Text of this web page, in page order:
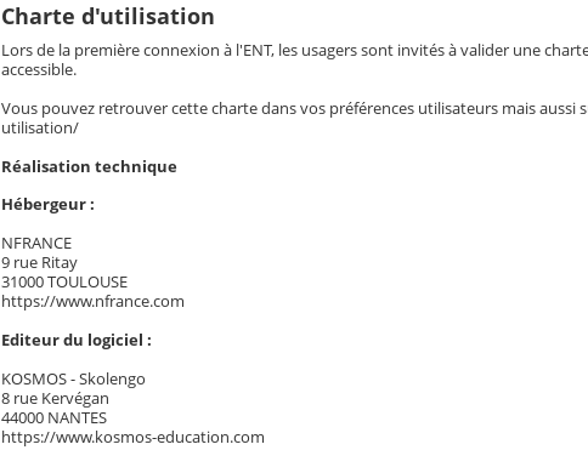
Charte d'utilisation
Lors de la première connexion à l'ENT, les usagers sont invités à valider une
accessible.
Vous pouvez retrouver cette charte dans vos préférences utilisateurs mais
utilisation/
Réalisation technique
Hébergeur :
NFRANCE
9 rue Ritay
31000 TOULOUSE
https://www.nfrance.com
Editeur du logiciel :
KOSMOS - Skolengo
8 rue Kervégan
44000 NANTES
https://www.kosmos-education.com